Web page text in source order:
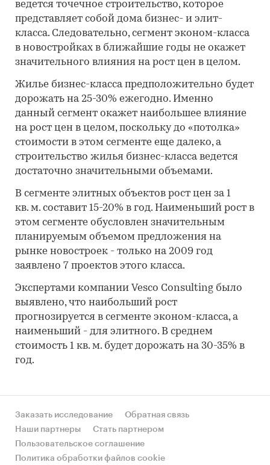
ведется точечное строительство, которое
представляет собой дома бизнес- и элит-
класса. Следовательно, сегмент эконом-класса
в новостройках в ближайшие годы не окажет
значительного влияния на рост цен в целом.
Жилье бизнес-класса предположительно будет
дорожать на 25-30% ежегодно. Именно
данный сегмент окажет наибольшее влияние
на рост цен в целом, поскольку до «потолка»
стоимости в этом сегменте еще далеко, а
строительство жилья бизнес-класса ведется
достаточно значительными объемами.
В сегменте элитных объектов рост цен за 1
кв. м. составит 15-20% в год. Наименьший рост в
этом сегменте обусловлен значительным
планируемым объемом предложения на
рынке новостроек - только на 2009 год
заявлено 7 проектов этого класса.
Экспертами компании Vesco Consulting было
выявлено, что наибольший рост
прогнозируется в сегменте эконом-класса, а
наименьший - для элитного. В среднем
стоимость 1 кв. м. будет дорожать на 30-35% в
год.
Заказать исследование
Обратная связь
Наши партнеры
Стать партнером
Пользовательское соглашение
Политика обработки файлов cookie